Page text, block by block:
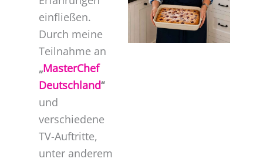
einfließen.
Durch meine
Teilnahme an
„MasterChef
Deutschland“
und
verschiedene
TV-Auftritte,
unter anderem